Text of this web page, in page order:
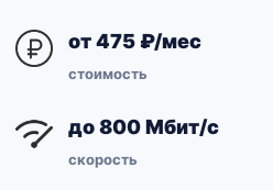
от 475 ₽/мес
стоимость
до 800 Мбит/с
скорость